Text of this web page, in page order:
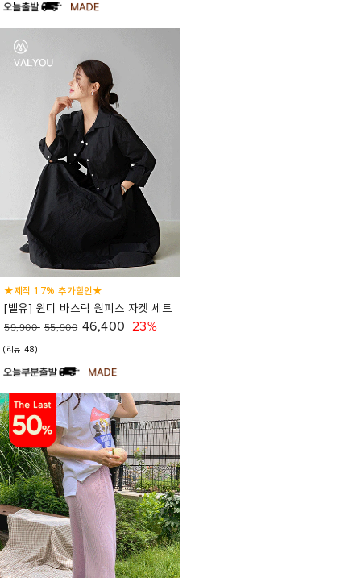
★제작 17% 추가할인★
[벨유] 윈디 바스락 원피스 자켓 세트
59,900 55,900 46,400 23%
(리뷰:48)